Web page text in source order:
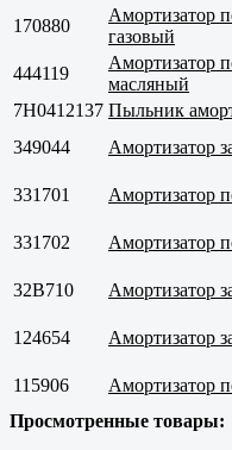
170880
Амортизатор
газовый
444119
Амортизатор
масляный
7H0412137 Пыльник
349044
Амортизатор
331701
Амортизатор
331702
Амортизатор
32B710
Амортизатор
124654
Амортизатор
115906
Амортизатор
Просмотренные товары: